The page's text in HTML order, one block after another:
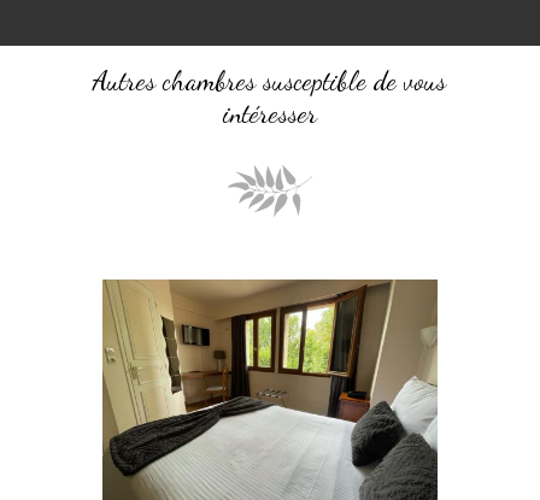
Autres chambres susceptible de vous
intéresser